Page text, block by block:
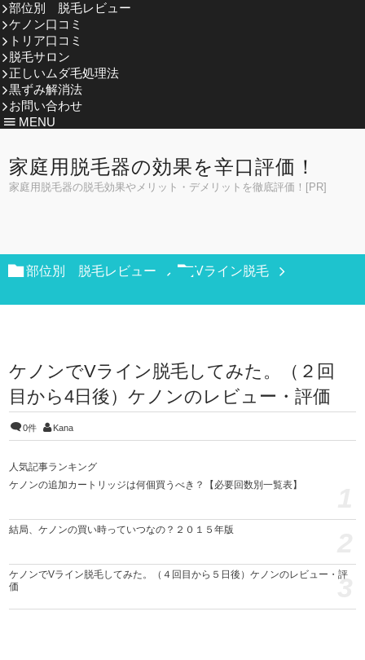
部位別 脱毛レビュー
ケノン口コミ
トリア口コミ
脱毛サロン
正しいムダ毛処理法
黒ずみ解消法
お問い合わせ
MENU
家庭用脱毛器の効果を辛口評価！
家庭用脱毛器の脱毛効果やメリット・デメリットを徹底評価！[PR]
部位別 脱毛レビュー Vライン脱毛
ケノンでVライン脱毛してみた。（２回
目から4日後）ケノンのレビュー・評価
0件 Kana
人気記事ランキング
ケノンの追加カートリッジは何個買うべき？【必要回数別一覧表】
結局、ケノンの買い時っていつなの？２０１５年版
ケノンでVライン脱毛してみた。（４回目から５日後）ケノンのレビュー・評
価
3